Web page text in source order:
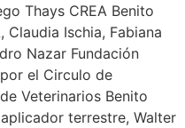
Thays CREA Benito
Claudia Ischia, Fabiana
Nazar Fundación
el Circulo de
Veterinarios Benito
terrestre, Walter